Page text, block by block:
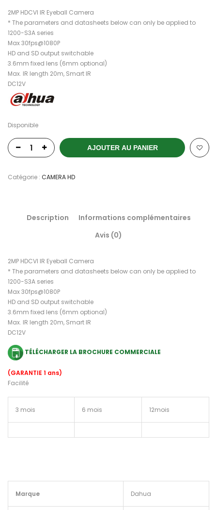
2MP HDCVI IR Eyeball Camera
* The parameters and datasheets below can only be applied to
1200-S3A series
Max 30fps@1080P
HD and SD output switchable
3.6mm fixed lens (6mm optional)
Max. IR length 20m, Smart IR
DC12V
Disponible
AJOUTER AU PANIER
Catégorie : CAMERA HD
Description
Informations complémentaires
Avis (0)
2MP HDCVI IR Eyeball Camera
* The parameters and datasheets below can only be applied to
1200-S3A series
Max 30fps@1080P
HD and SD output switchable
3.6mm fixed lens (6mm optional)
Max. IR length 20m, Smart IR
DC12V
TÉLÉCHARGER LA BROCHURE COMMERCIALE
(GARANTIE 1 ans)
Facilité
3 mois 6 mois 12mois
Marque Dahua